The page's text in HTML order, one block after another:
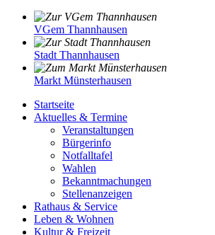
VGem Thannhausen
Stadt Thannhausen
Markt Münsterhausen
Startseite
Aktuelles & Termine
Veranstaltungen
Bürgerinfo
Notfalltafel
Wahlen
Bekanntmachungen
Stellenanzeigen
Rathaus & Service
Leben & Wohnen
Kultur & Freizeit